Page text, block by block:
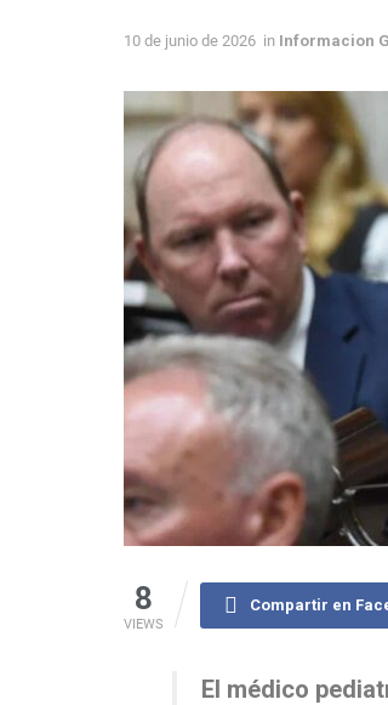
10 de junio de 2026 in Informacion
8
VIEWS
Compartir en
El médico